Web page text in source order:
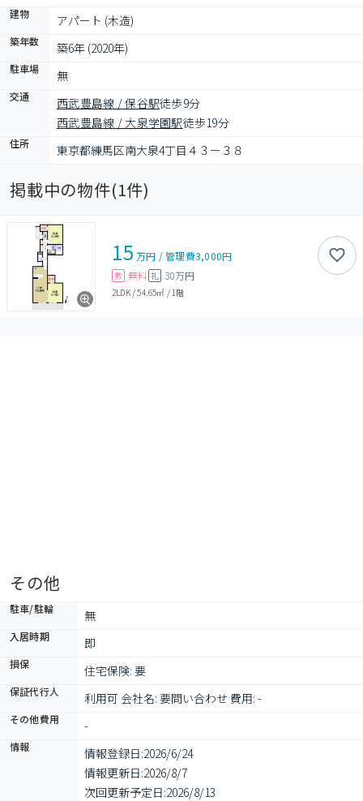
建物 アパート (木造)
築年数 築6年 (2020年)
駐車場 無
交通 西武豊島線 / 保谷駅徒歩9分
西武豊島線 / 大泉学園駅徒歩19分
住所 東京都練馬区南大泉4丁目４３ー３８
掲載中の物件(1件)
15 万円 /管理費3,000円
敷 無料 礼 30万円
2LDK/54.65㎡ / 1階
その他
駐車/駐輪 無
入居時期 即
損保 住宅保険: 要
保証代行人 利用可 会社名: 要問い合わせ 費用: -
その他費用 -
情報 情報登録日:2026/6/24
情報更新日:2026/8/7
次回更新予定日:2026/8/13